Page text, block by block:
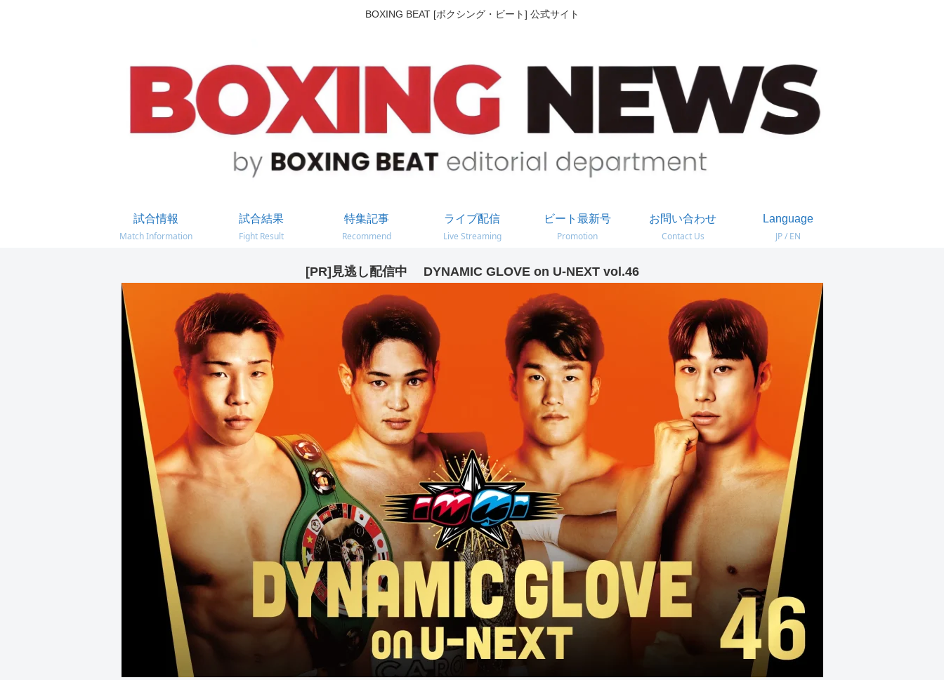
BOXING BEAT [ボクシング・ビート] 公式サイト
試合情報
Match Information
試合結果
Fight Result
特集記事
Recommend
ライブ配信
Live Streaming
ビート最新号
Promotion
お問い合わせ
Contact Us
Language
JP / EN
[PR]見逃し配信中 DYNAMIC GLOVE on U-NEXT vol.46